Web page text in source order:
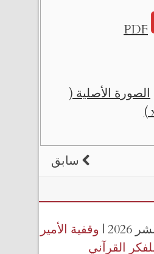
PDF
الصورة الأصلية (
سابق
|
وقفية الأمير
القرآني